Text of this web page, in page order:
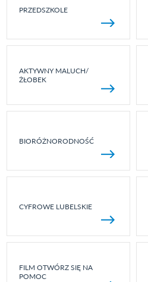
PRZEDSZKOLE
AKTYWNY MALUCH/
ŻŁOBEK
BIORÓŻNORODNOŚĆ
CYFROWE LUBELSKIE
FILM OTWÓRZ SIĘ NA
POMOC